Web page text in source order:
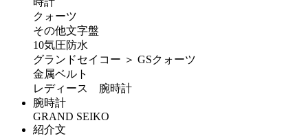
クォーツ
その他文字盤
10気圧防水
グランドセイコー ＞ GSクォーツ
金属ベルト
レディース 腕時計
腕時計
GRAND SEIKO
紹介文